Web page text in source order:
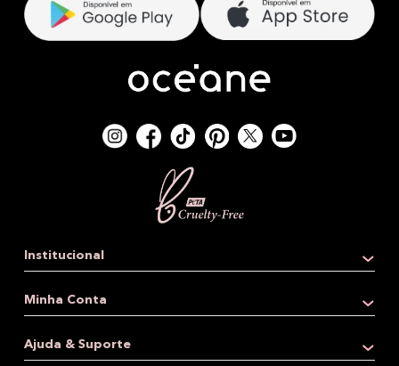
Institucional
Quem somos
Minha Conta
Dados pessoais
Ajuda & Suporte